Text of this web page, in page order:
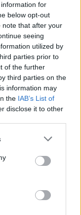
for
below opt-out
note that after your
seeing
utilized by
parties prior to
of the further
third parties on the
information may
the IAB’s List of
disclose it to other
Cases del Castell